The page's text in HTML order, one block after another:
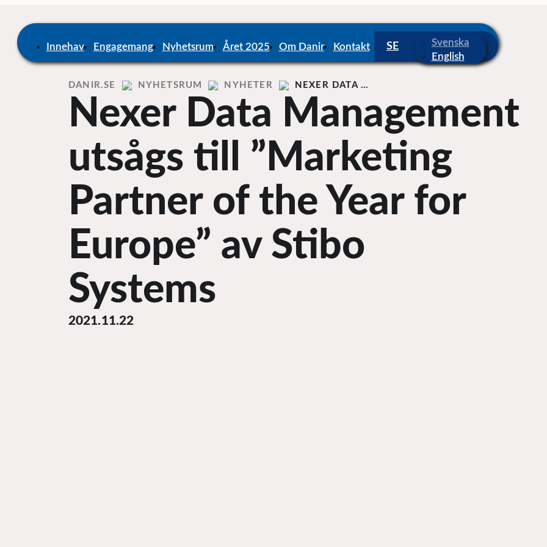
Home
Innehav Engagemang Nyhetsrum Året 2025 Om Danir Kontakt
Svenska
English
DANIR NYHETSRUM NYHETER NEXER DATA …
Nexer Data Management
utsågs till ”Marketing
Partner of the Year for
Europe” av Stibo
Systems
2021.11.22